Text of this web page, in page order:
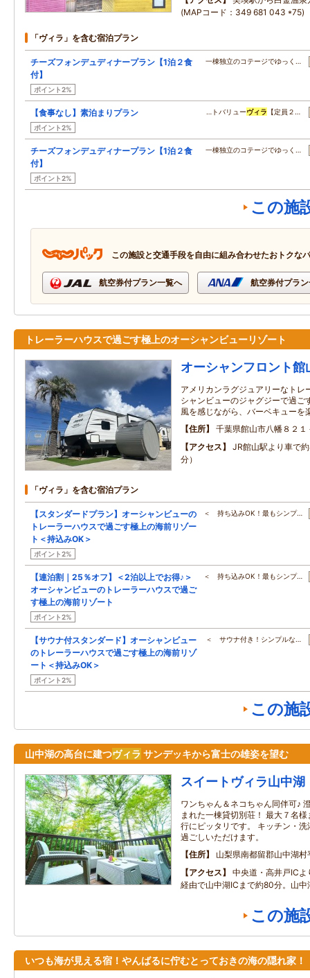
(MAPコード：349 681 043 *75)
「ヴィラ」を含む宿泊プラン
チーズフォンデュディナープラン【1泊２食
付】
ポイント2%
一棟独立のコテージでゆっく…
【食事なし】素泊まりプラン
ポイント2%
…トバリューヴィラ 【定員２…
チーズフォンデュディナープラン【1泊２食
付】
ポイント2%
一棟独立のコテージでゆっく…
この施
この施設と交通手段を自由に組み合わせたおトクな
航空券付プラン一覧へ 航空券付プラ
トレーラーハウスで過ごす極上のオーシャンビューリゾート
オーシャンフロント館
アメリカンラグジュアリーなトレ
シャンビューのジャグジーで過ご
風を感じながら、バーベキューを
住所
千葉県館山市八幡８２１
アクセス
JR館山駅より車で
分）
「ヴィラ」を含む宿泊プラン
【スタンダードプラン】オーシャンビューの
トレーラーハウスで過ごす極上の海前リゾー
ト＜持込みOK＞
ポイント2%
＜ 持ち込みOK！最もシンプ…
【連泊割｜25％オフ】＜2泊以上でお得♪＞
オーシャンビューのトレーラーハウスで過ご
す極上の海前リゾート
ポイント2%
＜ 持ち込みOK！最もシンプ…
【サウナ付スタンダード】オーシャンビュー
のトレーラーハウスで過ごす極上の海前リゾ
ート＜持込みOK＞
ポイント2%
＜ サウナ付き！シンプルな…
この施
山中湖の高台に建つヴィラ サンデッキから富士の雄姿を望む
スイートヴィラ山中湖
ワンちゃん＆ネコちゃん同伴可♪
まれた一棟貸切別荘！ 最大７名
行にピッタリです。 キッチン・
過ごしいただけます。
住所
山梨県南都留郡山中湖
アクセス
中央道・高井戸IC
経由で山中湖ICまで約80分。山
この施
いつも海が見える宿！やんばるに佇むとっておきの海の隠れ家！